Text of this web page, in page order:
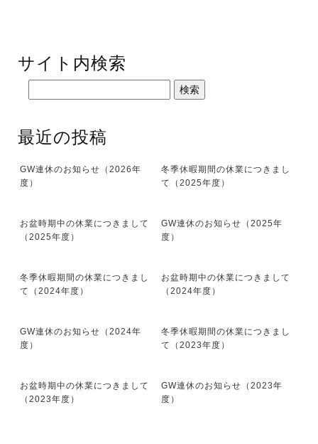
サイト内検索
最近の投稿
GW連休のお知らせ（2026年
度）
冬季休暇期間の休業につきまし
て（2025年度）
お盆時期中の休業につきまして
（2025年度）
GW連休のお知らせ（2025年
度）
冬季休暇期間の休業につきまし
て（2024年度）
お盆時期中の休業につきまして
（2024年度）
GW連休のお知らせ（2024年
度）
冬季休暇期間の休業につきまし
て（2023年度）
お盆時期中の休業につきまして
（2023年度）
GW連休のお知らせ（2023年
度）